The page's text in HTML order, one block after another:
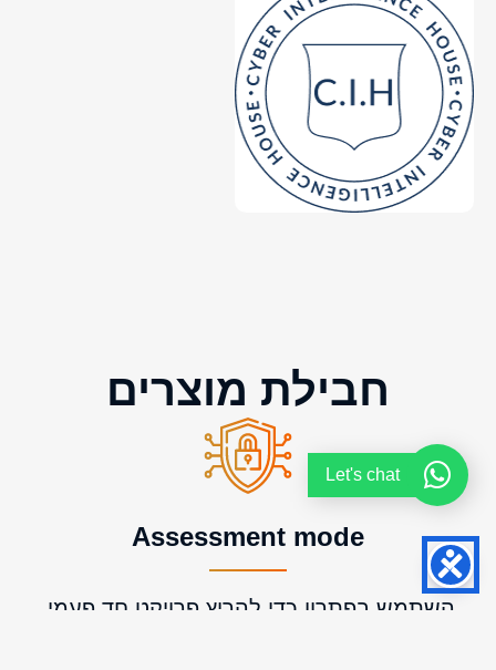
חבילת מוצרים
Assessment mode
השתמש בפתרון כדי להריץ פרויקט חד פעמי,
Let's chat